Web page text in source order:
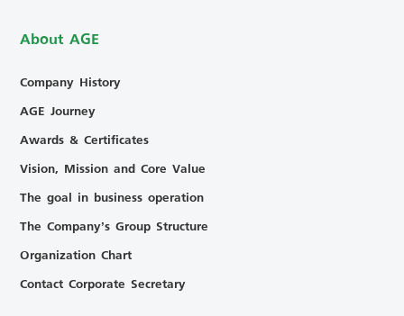
About AGE
Company History
AGE Journey
Awards & Certificates
Vision, Mission and Core Value
The goal in business operation
The Company’s Group Structure
Organization Chart
Contact Corporate Secretary